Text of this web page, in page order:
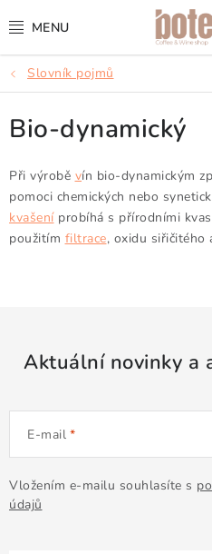
na
KÁVA
FRAPPÉ
VÍNA
ŠUMIVÁ VÍNA
PŘÍSLUŠENSTVÍ
Doprava a platba
Obchodní
Podmínky ochrany osobních údajů
Slovník pojmů
Bio-dynamický
Při výrobě vín bio-dynamickým
pomoci chemických nebo
kvašeníprobíhá s přírodními
použitím filtrace, oxidu siřičitého
Aktuální novinky a
E-mail
Vložením e-mailu souhlasíte s
údajů